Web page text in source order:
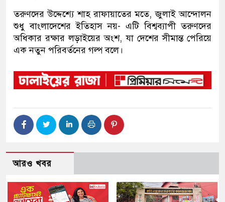
তরুণদের উদ্দেশ্যে শাহ রাফায়াতের মতে, জুলাই আন্দোলন
শুধু বাংলাদেশের ইতিহাস নয়- এটি বিশ্বব্যাপী তরুণদের
অধিকার রক্ষার লড়াইয়ের অংশ, যা দেশের সীমান্ত পেরিয়ে
এক নতুন পরিবর্তনের গল্প বলে।
আরও খবর